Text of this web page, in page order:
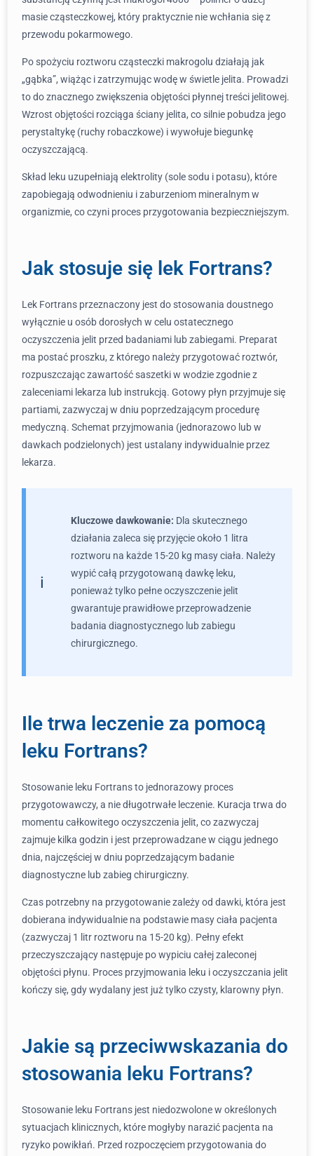
masie cząsteczkowej, który praktycznie nie wchłania się z
przewodu pokarmowego.
Po spożyciu roztworu cząsteczki makrogolu działają jak
„gąbka”, wiążąc i zatrzymując wodę w świetle jelita. Prowadzi
to do znacznego zwiększenia objętości płynnej treści jelitowej.
Wzrost objętości rozciąga ściany jelita, co silnie pobudza jego
perystaltykę (ruchy robaczkowe) i wywołuje biegunkę
oczyszczającą.
Skład leku uzupełniają elektrolity (sole sodu i potasu), które
zapobiegają odwodnieniu i zaburzeniom mineralnym w
organizmie, co czyni proces przygotowania bezpieczniejszym.
Jak stosuje się lek Fortrans?
Lek Fortrans przeznaczony jest do stosowania doustnego
wyłącznie u osób dorosłych w celu ostatecznego
oczyszczenia jelit przed badaniami lub zabiegami. Preparat
ma postać proszku, z którego należy przygotować roztwór,
rozpuszczając zawartość saszetki w wodzie zgodnie z
zaleceniami lekarza lub instrukcją. Gotowy płyn przyjmuje się
partiami, zazwyczaj w dniu poprzedzającym procedurę
medyczną. Schemat przyjmowania (jednorazowo lub w
dawkach podzielonych) jest ustalany indywidualnie przez
lekarza.
Kluczowe dawkowanie: Dla skutecznego
działania zaleca się przyjęcie około 1 litra
roztworu na każde 15-20 kg masy ciała. Należy
wypić całą przygotowaną dawkę leku,
ponieważ tylko pełne oczyszczenie jelit
gwarantuje prawidłowe przeprowadzenie
badania diagnostycznego lub zabiegu
chirurgicznego.
Ile trwa leczenie za pomocą
leku Fortrans?
Stosowanie leku Fortrans to jednorazowy proces
przygotowawczy, a nie długotrwałe leczenie. Kuracja trwa do
momentu całkowitego oczyszczenia jelit, co zazwyczaj
zajmuje kilka godzin i jest przeprowadzane w ciągu jednego
dnia, najczęściej w dniu poprzedzającym badanie
diagnostyczne lub zabieg chirurgiczny.
Czas potrzebny na przygotowanie zależy od dawki, która jest
dobierana indywidualnie na podstawie masy ciała pacjenta
(zazwyczaj 1 litr roztworu na 15-20 kg). Pełny efekt
przeczyszczający następuje po wypiciu całej zaleconej
objętości płynu. Proces przyjmowania leku i oczyszczania jelit
kończy się, gdy wydalany jest już tylko czysty, klarowny płyn.
Jakie są przeciwwskazania do
stosowania leku Fortrans?
Stosowanie leku Fortrans jest niedozwolone w określonych
sytuacjach klinicznych, które mogłyby narazić pacjenta na
ryzyko powikłań. Przed rozpoczęciem przygotowania do